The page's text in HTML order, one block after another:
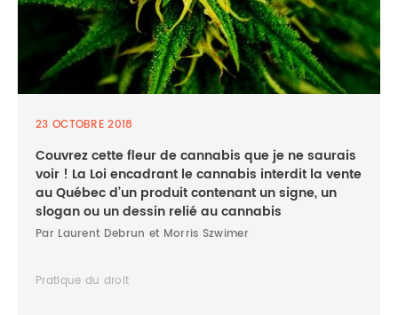
23 OCTOBRE 2018
Couvrez cette fleur de cannabis que je ne saurais
voir ! La Loi encadrant le cannabis interdit la vente
au Québec d’un produit contenant un signe, un
slogan ou un dessin relié au cannabis
Par Laurent Debrun et Morris Szwimer
Pratique du droit